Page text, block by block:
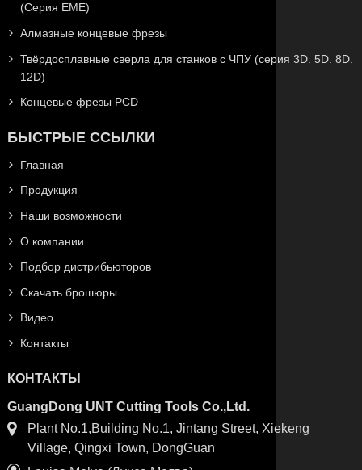
(Серия EME)
Алмазные концевые фрезы
Твёрдосплавные сверла для станков с ЧПУ (серия 3D. 5D. 8D.
12D)
Концевые фрезы PCD
БЫСТРЫЕ ССЫЛКИ
Главная
Продукция
Наши возможности
О компании
Подбор дистрибьюторов
Скачать брошюры
Видео
Контакты
КОНТАКТЫ
GuangDong UNT Cutting Tools Co.,Ltd.
Plant No.1,Building No.1, Jintang Street, Xiekeng
Village, Qingxi Town, DongGuan